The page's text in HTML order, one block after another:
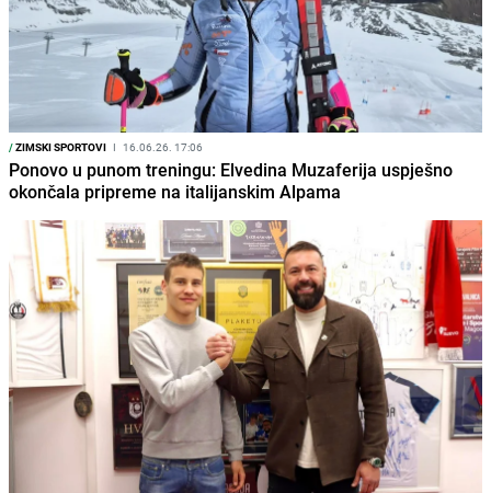
/ZIMSKI SPORTOVI I 16.06.26. 17:06
Ponovo u punom treningu: Elvedina Muzaferija uspješno
okončala pripreme na italijanskim Alpama